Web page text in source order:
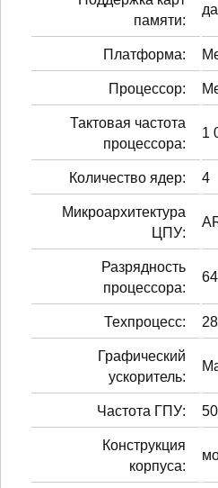
памяти:
Платформа:
Процессор:
Тактовая частота
процессора:
1
Количество ядер: 4
Микроархитектура
ЦПУ:
Разрядность
процессора:
Техпроцесс:
Графический
ускоритель:
Частота ГПУ:
Конструкция
корпуса: